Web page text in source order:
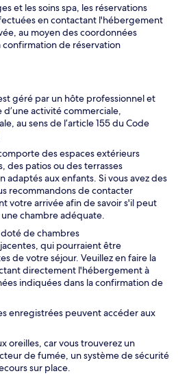
et les soins spa, les réservations
en contactant l'hébergement
au moyen des coordonnées
confirmation de réservation
géré par un hôte professionnel et
activité commerciale,
au sens de l’article 155 du Code
des espaces extérieurs
des patios ou des terrasses
adaptés aux enfants. Si vous avez des
recommandons de contacter
votre arrivée afin de savoir s'il peut
chambre adéquate.
de chambres
qui pourraient être
de votre séjour. Veuillez en faire la
directement l'hébergement à
indiquées dans la confirmation de
enregistrées peuvent accéder aux
oreilles, car vous trouverez un
de fumée, un système de sécurité
sur place.